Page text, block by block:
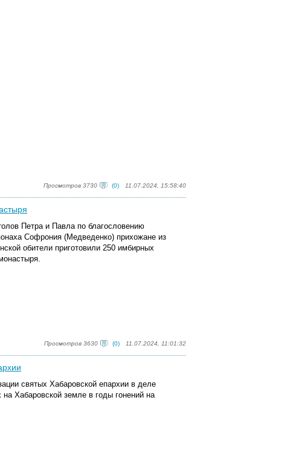
Просмотров 3730 (0) 11.07.2024, 15:58:40
Петра и Павла по благословению
Софрония (Медведенко) прихожане из
обители приготовили 250 имбирных
Просмотров 3630 (0) 11.07.2024, 11:01:32
святых Хабаровской епархии в деле
Хабаровской земле в годы гонений на